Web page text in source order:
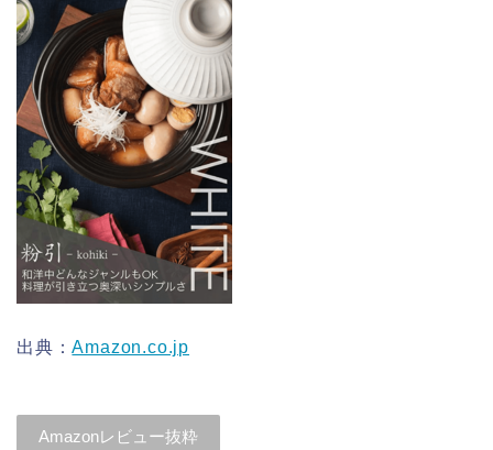
出典：Amazon.co.jp
Amazonレビュー抜粋